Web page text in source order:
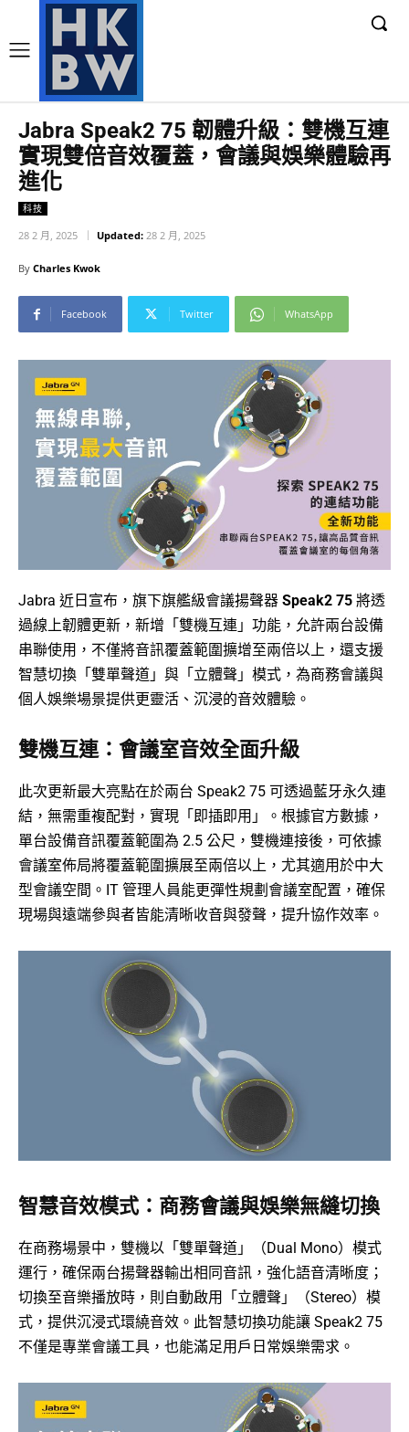
Jabra Speak2 75 韌體升級：雙機互連
實現雙倍音效覆蓋，會議與娛樂體驗再
進化
科技
28 2 月, 2025 Updated: 28 2 月, 2025
By Charles Kwok
Facebook Twitter WhatsApp
Jabra 近日宣布，旗下旗艦級會議揚聲器 Speak2 75 將透
過線上韌體更新，新增「雙機互連」功能，允許兩台設備
串聯使用，不僅將音訊覆蓋範圍擴增至兩倍以上，還支援
智慧切換「雙單聲道」與「立體聲」模式，為商務會議與
個人娛樂場景提供更靈活、沉浸的音效體驗。
雙機互連：會議室音效全面升級
此次更新最大亮點在於兩台 Speak2 75 可透過藍牙永久連
結，無需重複配對，實現「即插即用」。根據官方數據，
單台設備音訊覆蓋範圍為 2.5 公尺，雙機連接後，可依據
會議室佈局將覆蓋範圍擴展至兩倍以上，尤其適用於中大
型會議空間。IT 管理人員能更彈性規劃會議室配置，確保
現場與遠端參與者皆能清晰收音與發聲，提升協作效率。
智慧音效模式：商務會議與娛樂無縫切換
在商務場景中，雙機以「雙單聲道」（Dual Mono）模式
運行，確保兩台揚聲器輸出相同音訊，強化語音清晰度；
切換至音樂播放時，則自動啟用「立體聲」（Stereo）模
式，提供沉浸式環繞音效。此智慧切換功能讓 Speak2 75
不僅是專業會議工具，也能滿足用戶日常娛樂需求。